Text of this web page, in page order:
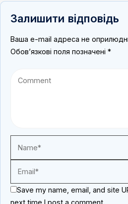
Залишити відповідь
Ваша e-mail адреса не
Обов’язкові поля позначені *
Save my name, email, and site